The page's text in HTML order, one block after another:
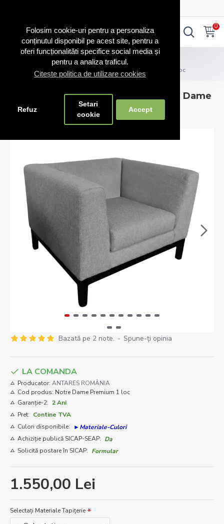
Folosim cookie-uri pentru a personaliza
conținutul disponibil pe acest site, pentru a
oferi funcționalităti specifice social media și
pentru a analiza traficul.
Citește politica de utilizare cookies
Refuz
Setari
cookie
Accept
0
Mobilier
Canapele
Fotoliu solid cu bază metalică Notre Dame Premium 1 Loc
Fotoliu solid cu bază metalică Notre Dame
Premium 1 Loc
Bazată pe 2 note. - Spune-ţi opinia
1.550,00 Lei
LA COMANDA
Producator: ANTARES ROMÂNIA
Cod produs: Notre Dame Premium 1 loc
Garanție-2: 2 Ani
Pret: Contine TVA
Culori disponibile:
►Materiale-Culori
Achiziție publică SICAP-SEAP: Da
Solicită postare în SICAP: Formular
Selectați Materiale Tapițerie